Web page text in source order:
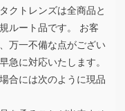
クトレンズは全商品と
ルート品です。 お客
万一不備な点がござい
急に対応いたします。
合には次のように現品